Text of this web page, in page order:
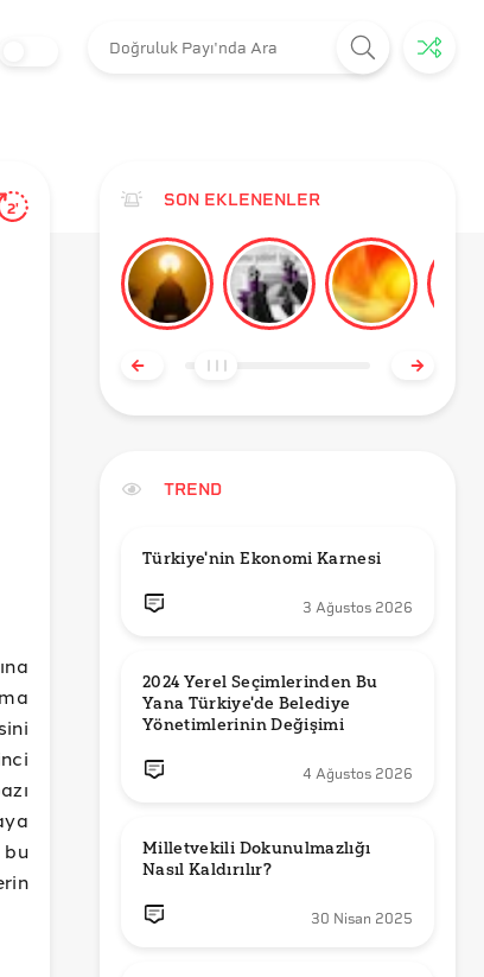
2'
bu
SON EKLENENLER
TREND
Türkiye'nin Ekonomi Karnesi
3 Ağustos 2026
2024 Yerel Seçimlerinden Bu
Yana Türkiye'de Belediye
Yönetimlerinin Değişimi
4 Ağustos 2026
Milletvekili Dokunulmazlığı
Nasıl Kaldırılır?
30 Nisan 2025